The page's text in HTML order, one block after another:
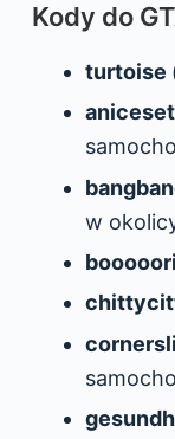
Kody do
turtoise
w